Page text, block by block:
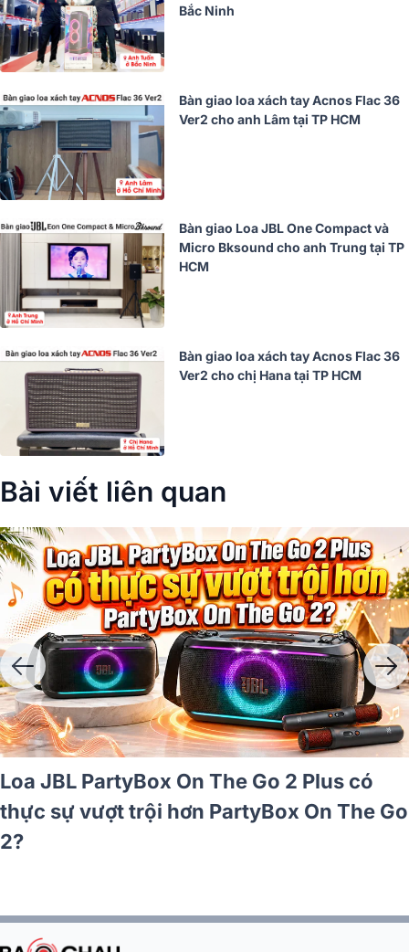
Bắc Ninh
Bàn giao loa xách tay Acnos Flac 36
Ver2 cho anh Lâm tại TP HCM
Bàn giao Loa JBL One Compact và
Micro Bksound cho anh Trung tại TP
HCM
Bàn giao loa xách tay Acnos Flac 36
Ver2 cho chị Hana tại TP HCM
Bài viết liên quan
Loa JBL PartyBox On The Go 2 Plus có
thực sự vượt trội hơn PartyBox On The Go
2?